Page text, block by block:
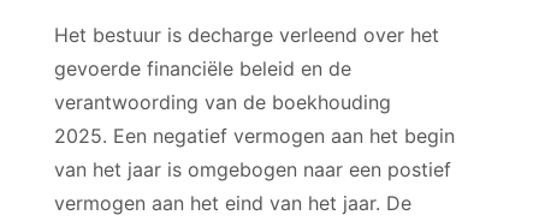
Het bestuur is decharge verleend over het
gevoerde financiële beleid en de
verantwoording van de boekhouding
2025. Een negatief vermogen aan het begin
van het jaar is omgebogen naar een postief
vermogen aan het eind van het jaar. De